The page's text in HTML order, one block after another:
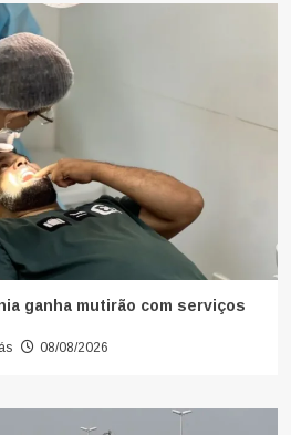
ganha mutirão com serviços
08/08/2026